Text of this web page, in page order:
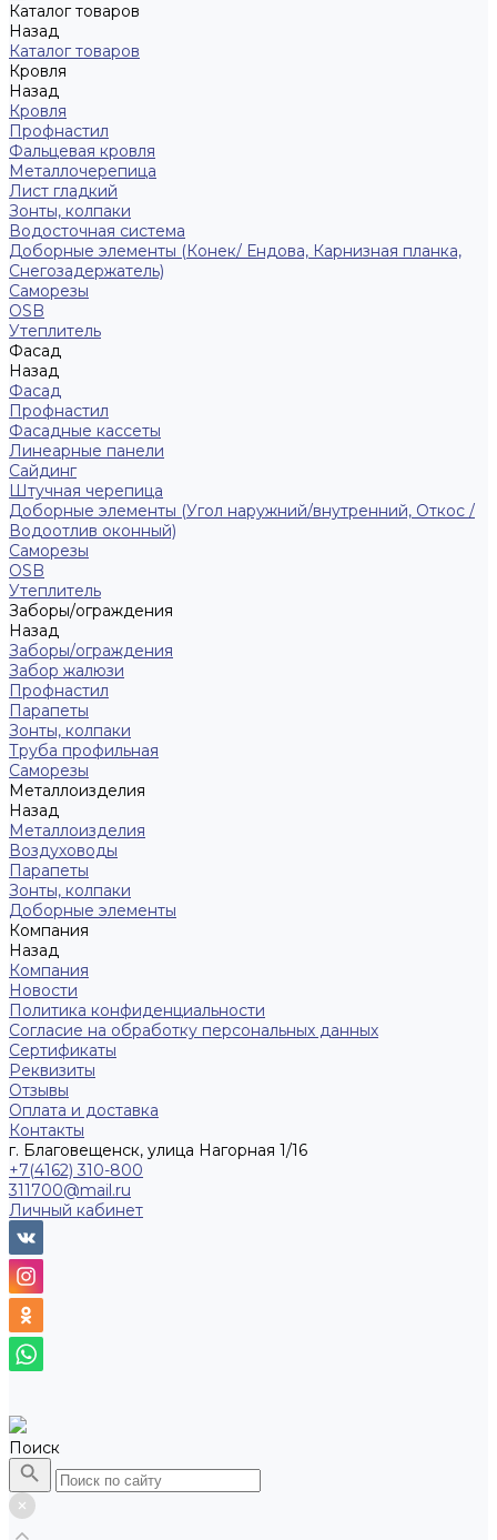
Каталог товаров
Назад
Каталог товаров
Кровля
Назад
Кровля
Профнастил
Фальцевая кровля
Металлочерепица
Лист гладкий
Зонты, колпаки
Водосточная система
Доборные элементы (Конек/ Ендова, Карнизная планка,
Снегозадержатель)
Саморезы
ОSB
Утеплитель
Фасад
Назад
Фасад
Профнастил
Фасадные кассеты
Линеарные панели
Сайдинг
Штучная черепица
Доборные элементы (Угол наружний/внутренний, Откос /
Водоотлив оконный)
Саморезы
OSB
Утеплитель
Заборы/ограждения
Назад
Заборы/ограждения
Забор жалюзи
Профнастил
Парапеты
Зонты, колпаки
Труба профильная
Саморезы
Металлоизделия
Назад
Металлоизделия
Воздуховоды
Парапеты
Зонты, колпаки
Доборные элементы
Компания
Назад
Компания
Новости
Политика конфиденциальности
Согласие на обработку персональных данных
Сертификаты
Реквизиты
Отзывы
Оплата и доставка
Контакты
г. Благовещенск, улица Нагорная 1/16
+7(4162) 310-800
311700@mail.ru
Личный кабинет
Поиск